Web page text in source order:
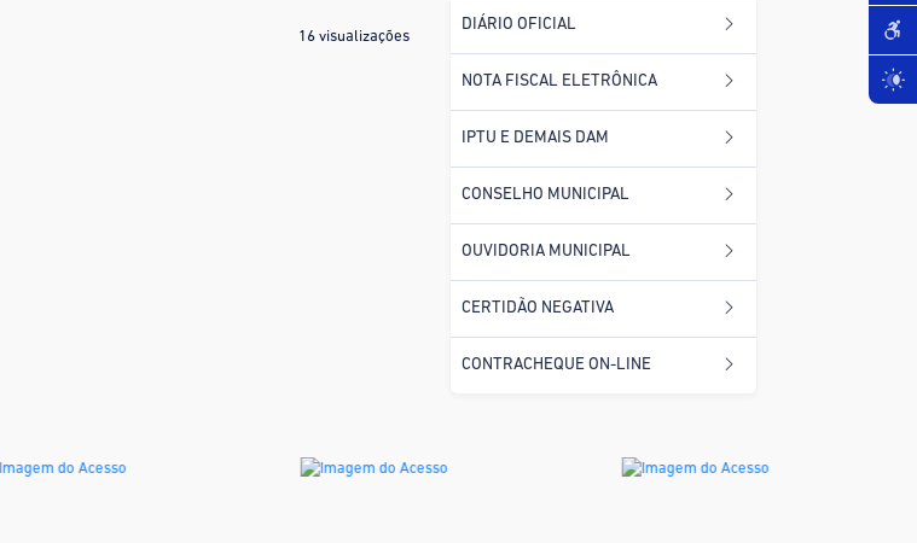
16 visualizações
DIÁRIO OFICIAL
NOTA FISCAL ELETRÔNICA
IPTU E DEMAIS DAM
CONSELHO MUNICIPAL
OUVIDORIA MUNICIPAL
CERTIDÃO NEGATIVA
CONTRACHEQUE ON-LINE